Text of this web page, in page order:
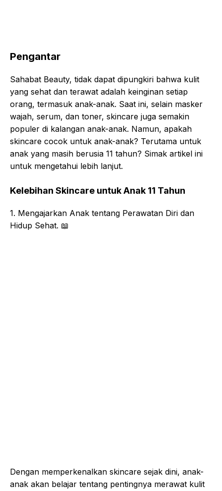
Pengantar
Sahabat Beauty, tidak dapat dipungkiri bahwa kulit
yang sehat dan terawat adalah keinginan setiap
orang, termasuk anak-anak. Saat ini, selain masker
wajah, serum, dan toner, skincare juga semakin
populer di kalangan anak-anak. Namun, apakah
skincare cocok untuk anak-anak? Terutama untuk
anak yang masih berusia 11 tahun? Simak artikel ini
untuk mengetahui lebih lanjut.
Kelebihan Skincare untuk Anak 11 Tahun
1. Mengajarkan Anak tentang Perawatan Diri dan
Hidup Sehat. 📖
Dengan memperkenalkan skincare sejak dini, anak-
anak akan belajar tentang pentingnya merawat kulit